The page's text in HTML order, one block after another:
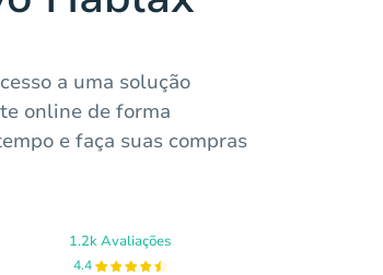
a uma solução
online de forma
e faça suas compras
1.2k Avaliações
4.4